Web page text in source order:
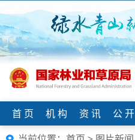
首 页 机 构 资 讯 公 开